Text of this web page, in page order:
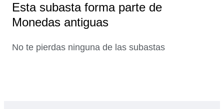
Esta subasta forma parte de
Monedas antiguas
No te pierdas ninguna de las subastas